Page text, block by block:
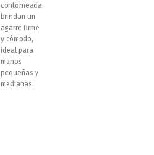
contorneada
brindan un
agarre firme
y cómodo,
ideal para
manos
pequeñas y
medianas.